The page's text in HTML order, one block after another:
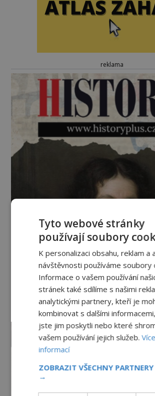
reklama
Tyto webové stránky
používají soubory
K personalizaci obsahu, reklam a
návštěvnosti používáme soubory
Informace o vašem používání
stránek také sdílíme s našimi
analytickými partnery, kteří je
kombinovat s dalšími
jste jim poskytli nebo které
vašem používání jejich služeb.Více
informací
ZOBRAZIT VŠECHNY PARTNERY
→